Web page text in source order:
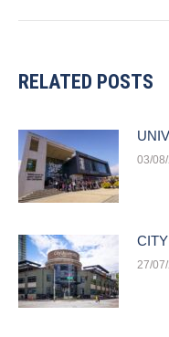
RELATED POSTS
03/
27/